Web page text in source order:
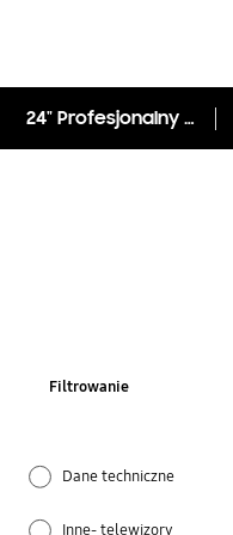
24" Profesjonalny Monitor Biznesowy T450F
Filtrowanie
Dane techniczne
Inne- telewizory